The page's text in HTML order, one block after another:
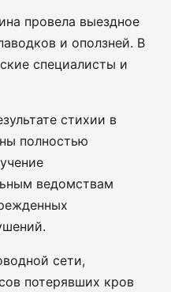
провела выездное
и оползней. В
специалисты и
стихии в
полностью
ведомствам
сети,
потерявших кров